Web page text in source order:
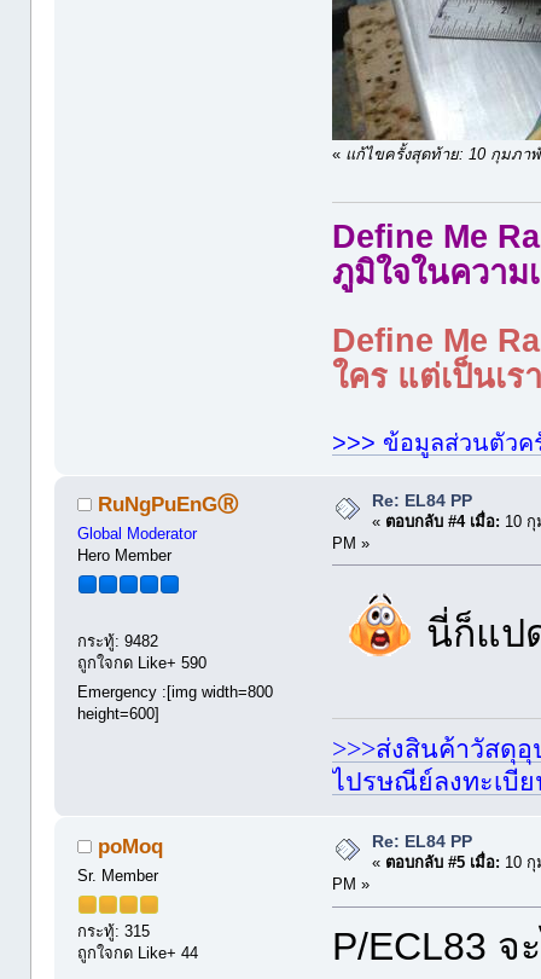
« แก้ไขครั้งสุดท้าย: 10 กุมภา
Define Me
ภูมิใจในความ
Define Me
ใคร แต่เป็นเ
>>> ข้อมูลส่วนตัวค
RuNgPuEnGⓇ
Global Moderator
Hero Member
กระทู้: 9482
ถูกใจกด Like+ 590
Emergency :[img width=800
height=600]
Re: EL84 PP
« ตอบกลับ #4 เมื่อ: 10
PM »
นี่ก็แ
>>>ส่งสินค้าวัสดุ
ไปรษณีย์ลงทะเบีย
poMoq
Sr. Member
กระทู้: 315
ถูกใจกด Like+ 44
Re: EL84 PP
« ตอบกลับ #5 เมื่อ: 10
PM »
P/ECL83